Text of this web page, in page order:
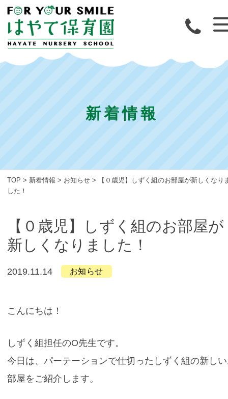
新着情報
TOP > 新着情報 > お知らせ >
【０歳児】しずく組のお部屋が新しくなり
した！
【０歳児】しずく組のお部屋が
新しくなりました！
2019.11.14 お知らせ
こんにちは！
しずく組担任のO先生です。
今日は、パーテーションで仕切ったしずく組の新し
部屋をご紹介します。